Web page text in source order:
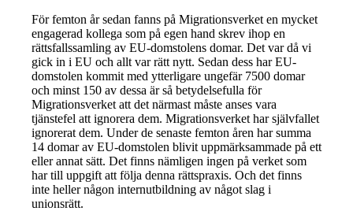
För femton år sedan fanns på Migrationsverket en mycket
engagerad kollega som på egen hand skrev ihop en
rättsfallssamling av EU-domstolens domar. Det var då vi
gick in i EU och allt var rätt nytt. Sedan dess har EU-
domstolen kommit med ytterligare ungefär 7500 domar
och minst 150 av dessa är så betydelsefulla för
Migrationsverket att det närmast måste anses vara
tjänstefel att ignorera dem. Migrationsverket har självfallet
ignorerat dem. Under de senaste femton åren har summa
14 domar av EU-domstolen blivit uppmärksammade på ett
eller annat sätt. Det finns nämligen ingen på verket som
har till uppgift att följa denna rättspraxis. Och det finns
inte heller någon internutbildning av något slag i
unionsrätt.